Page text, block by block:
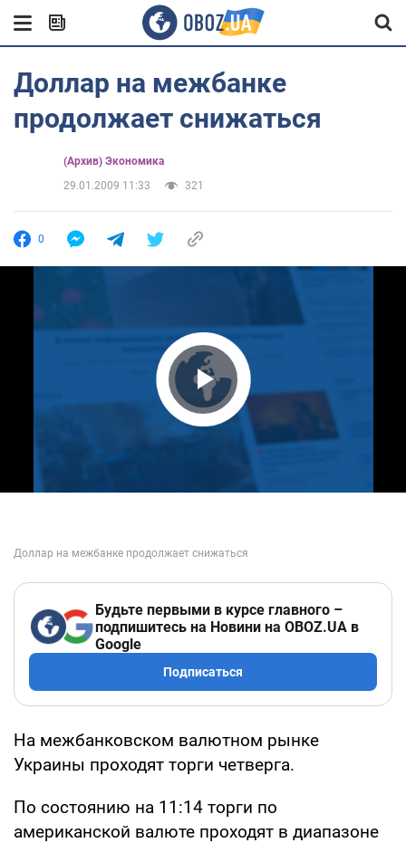
Доллар на межбанке
продолжает снижаться
(Архив) Экономика
29.01.2009 11:33
321
0
Play Video
Будьте первыми в курсе главного –
подпишитесь на Новини на OBOZ.UA в
Google
Подписаться
На межбанковском валютном рынке
Украины проходят торги четверга.
По состоянию на 11:14 торги по
американской валюте проходят в диапазоне